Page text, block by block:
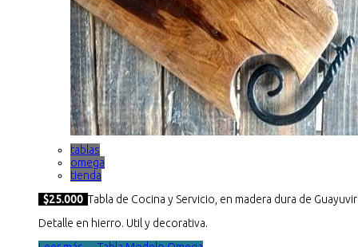
tablas
omega
tienda
$25.000 Tabla de Cocina y Servicio, en madera dura de
Detalle en hierro. Util y decorativa.